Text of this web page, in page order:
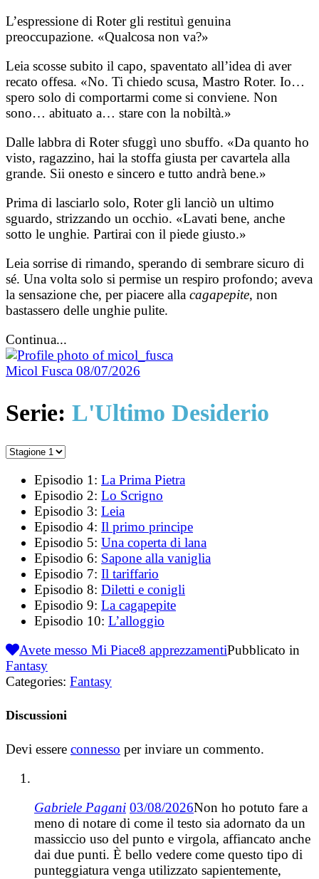
L’espressione di Roter gli restituì genuina
preoccupazione. «Qualcosa non va?»
Leia scosse subito il capo, spaventato all’idea di aver
recato offesa. «No. Ti chiedo scusa, Mastro Roter. Io…
spero solo di comportarmi come si conviene. Non
sono… abituato a… stare con la nobiltà.»
Dalle labbra di Roter sfuggì uno sbuffo. «Da quanto ho
visto, ragazzino, hai la stoffa giusta per cavartela alla
grande. Sii onesto e sincero e tutto andrà bene.»
Prima di lasciarlo solo, Roter gli lanciò un ultimo
sguardo, strizzando un occhio. «Lavati bene, anche
sotto le unghie. Partirai con il piede giusto.»
Leia sorrise di rimando, sperando di sembrare sicuro di
sé. Una volta solo si permise un respiro profondo; aveva
la sensazione che, per piacere alla cagapepite, non
bastassero delle unghie pulite.
Continua...
Micol Fusca 08/07/2026
Serie: L'Ultimo Desiderio
Episodio 1: La Prima Pietra
Episodio 2: Lo Scrigno
Episodio 3: Leia
Episodio 4: Il primo principe
Episodio 5: Una coperta di lana
Episodio 6: Sapone alla vaniglia
Episodio 7: Il tariffario
Episodio 8: Diletti e conigli
Episodio 9: La cagapepite
Episodio 10: L’alloggio
Avete messo Mi Piace8 apprezzamentiPubblicato in
Fantasy
Categories: Fantasy
Discussioni
Devi essere connesso per inviare un commento.
Gabriele Pagani 03/08/2026Non ho potuto fare a
meno di notare di come il testo sia adornato da un
massiccio uso del punto e virgola, affiancato anche
dai due punti. È bello vedere come questo tipo di
punteggiatura venga utilizzato sapientemente,